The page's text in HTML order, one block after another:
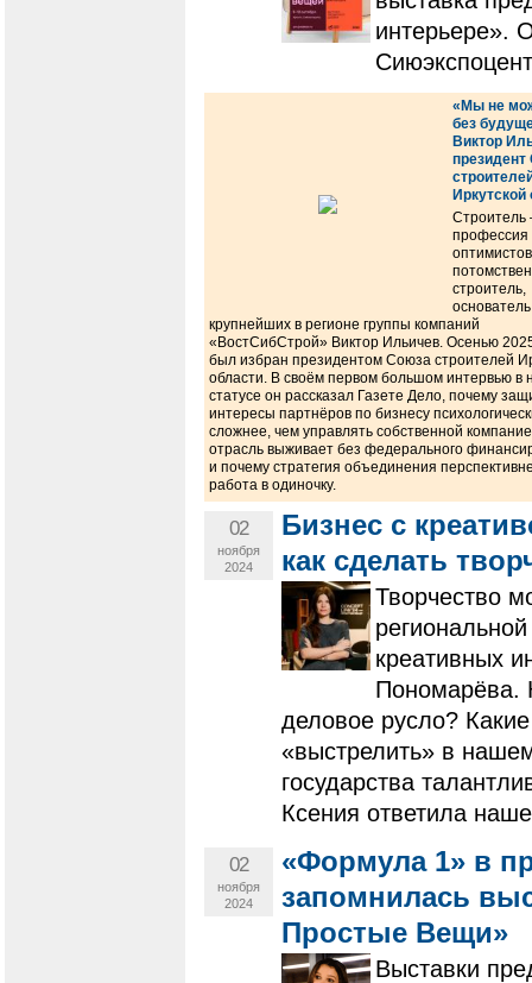
интерьере».
«Мы не
без
Виктор
Иркутской
Строитель
профессия
строитель,
крупнейших в регионе группы компаний
«ВостСибСтрой» Виктор Ильичев. Осенью
был избран президентом Союза строителей
области. В своём первом большом интервью в
статусе он рассказал Газете Дело, почему
интересы партнёров по бизнесу
сложнее, чем управлять собственной
отрасль выживает без федерального
и почему стратегия объединения
работа в одиночку.
02
ноября
2024
Бизнес с
как сделать
Творчество
креативных
Пономарёва.
деловое русло?
«выстрелить» в
государства
Ксения ответила
02
ноября
2024
«Формула 1» в
запомнилась
Простые Вещи»
​​​​​​​Выставки